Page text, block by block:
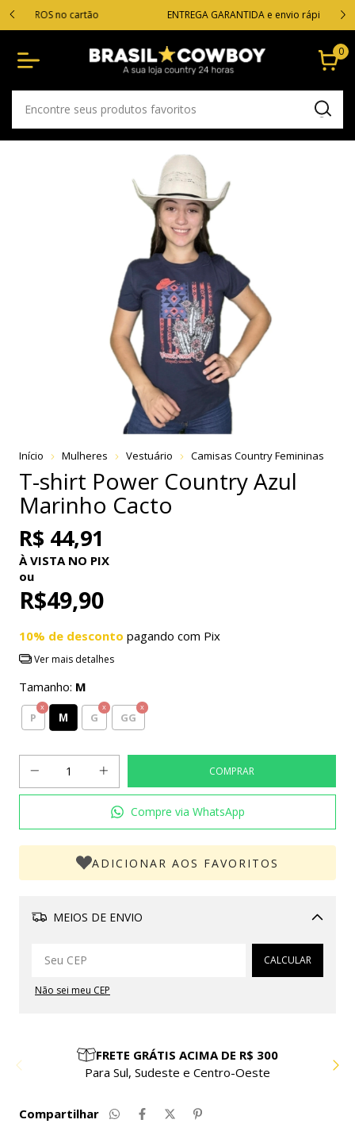
ENTREGA GARANTIDA e envio rápido!
0
Início Mulheres Vestuário Camisas Country Femininas
T-shirt Power Country Azul
Marinho Cacto
R$ 44,91
À VISTA NO PIX
ou
R$49,90
10% de desconto pagando com Pix
Ver mais detalhes
Tamanho: M
P M G GG
Compre via WhatsApp
ADICIONAR AOS FAVORITOS
MEIOS DE ENVIO
Alterar CEP
CALCULAR
Não sei meu CEP
PARCELE EM ATÉ 10X SEM JUROS
Compre com facilidade e segurança
Compartilhar